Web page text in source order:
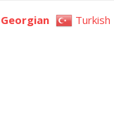
Georgian Turkish